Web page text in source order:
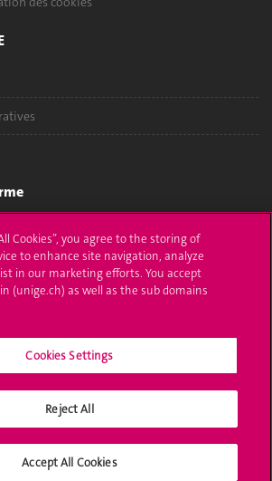
Cookies”, you agree to the storing of
to enhance site navigation, analyze
in our marketing efforts. You accept
(unige.ch) as well as the sub domains
Cookies Settings
Reject All
Accept All Cookies